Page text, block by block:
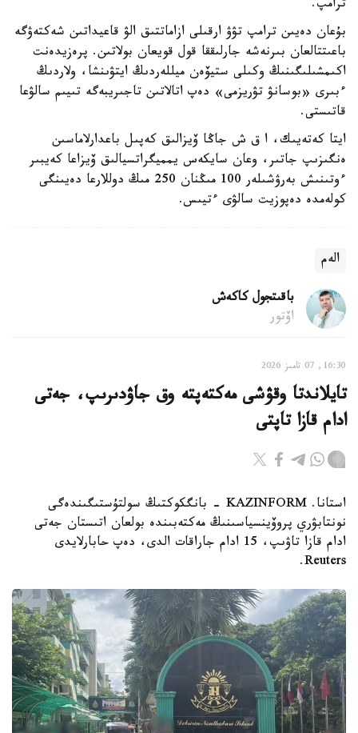
ترامپ.
بۇعان دەيىن ترامپ تۋۋ ارقىلى ازاماتتىق الۋ قاعيداتىن شەكتەۋگە
باعىتتالعان بىرنەشە جارلىققا قول قويعان بولاتىن. پرەزيدەنت
اكىمشىلىگىنىڭ وكىلى ستيۆەن ميللەردىڭ ايتۋىنشا، ولاردىڭ
ءبىرى «بوسانۋ تۋريزمى» دەپ اتالاتىن تاجىريبەگە تىيىم سالۋعا
قاتىستى.
ايتا كەتەيىك، ا ق ش جاڭا ۆيزالىق كەپىل باعدارلاماسىن
ەنگىزىپ جاتىر، وعان سايكەس يمميگراتسيالىق ۆيزاعا كەيبىر
ءوتىنىش بەرۋشىلەر 100 مىڭنان 250 مىڭ دوللارعا دەيىنگى
كولەمدە دەپوزيت سالۋى ءتيىس.
الەم
باقىتجول كاكەش
اۆتور
16:30, 07 تامىز 2026
تايلاندتا وقۋشى مەكتەپتە وق جاۋدىرىپ، جەتى
ادام قازا تاپتى
استانا. KAZINFORM - بانگكوكتىڭ سولتۇستىگىندەگى
نونتابۋري پروۆينسياسىنىڭ مەكتەبىندە بولعان اتىستان جەتى
ادام قازا تاۋىپ، 15 ادام جاراقات الدى، دەپ حابارلايدى
Reuters.